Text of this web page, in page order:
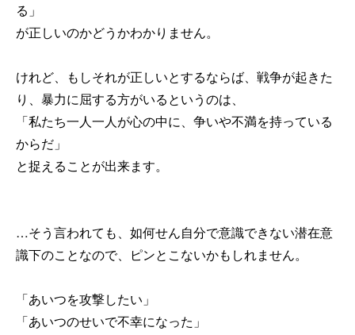
る」
が正しいのかどうかわかりません。
けれど、もしそれが正しいとするならば、戦争が起きた
り、暴力に屈する方がいるというのは、
「私たち一人一人が心の中に、争いや不満を持っている
からだ」
と捉えることが出来ます。
…そう言われても、如何せん自分で意識できない潜在意
識下のことなので、ピンとこないかもしれません。
「あいつを攻撃したい」
「あいつのせいで不幸になった」